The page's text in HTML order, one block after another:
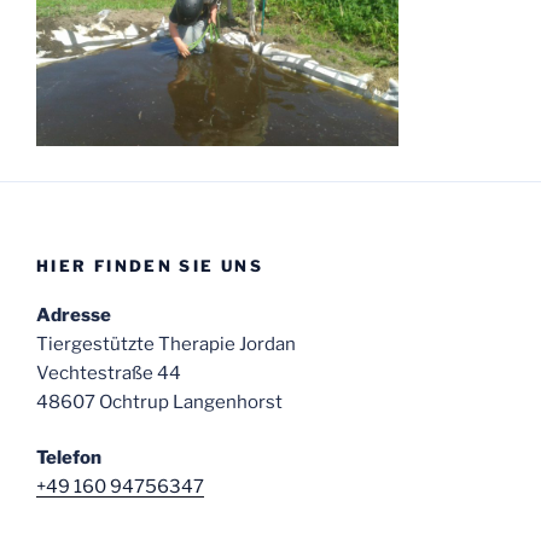
HIER FINDEN SIE UNS
Adresse
Tiergestützte Therapie Jordan
Vechtestraße 44
48607 Ochtrup Langenhorst
Telefon
+49 160 94756347